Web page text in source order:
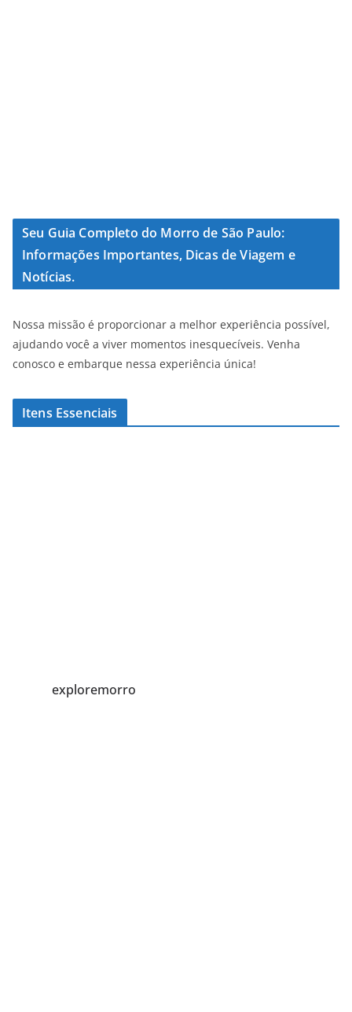
Seu Guia Completo do Morro de São Paulo:
Informações Importantes, Dicas de Viagem e
Notícias.
Nossa missão é proporcionar a melhor experiência possível,
ajudando você a viver momentos inesquecíveis. Venha
conosco e embarque nessa experiência única!
Itens Essenciais
exploremorro